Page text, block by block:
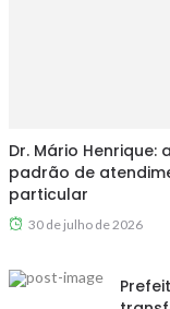
Dr. Mário
padrão de
particular
30 de julho de 2026